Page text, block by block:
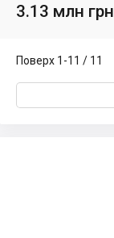
3.13 млн грн
Поверх 1-11 / 11